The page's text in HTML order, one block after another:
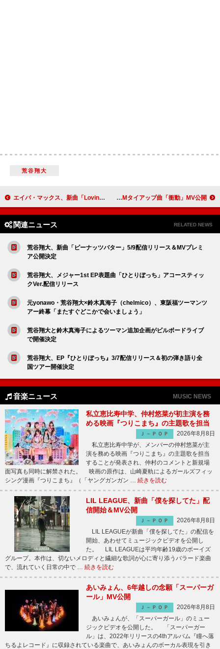
荒谷翔大
エイバ・マックス、新曲「Lovin Myself」リリース GLIM SPANKY、CMタイアップ曲「衝動」MV公開
関連ニュース RELATED NEWS
荒谷翔大、新曲「ピーナッツバター」5/9配信リリース＆MVプレミ
ア公開決定
荒谷翔大、メジャー1st EP表題曲「ひとりぼっち」アコースティッ
クVer.配信リリース
元yonawo・荒谷翔大×鈴木真海子（chelmico）、東阪福ツーマンツ
アー終幕「またすぐどこかで会いましょう」
荒谷翔大と鈴木真海子によるツーマン追加企画がビルボードライブ
で開催決定
荒谷翔大、EP『ひとりぼっち』3/7配信リリース＆初の弾き語り全
国ツアー開催決定
音楽ニュース MUSIC NEWS
私立恵比寿中学、仲村悠菜が初主演を務
める映画『つりこまち』の主題歌を担当
Ｊ－ＰＯＰ
2026年8月8日
私立恵比寿中学が、メンバーの仲村悠菜が主
演を務める映画『つりこまち』の主題歌を担当
することが発表され、仲村のコメントと新規場
面写真も同時に解禁された。 映画の原作は、山崎夏軌によるガールズフィッ
シング漫画『つりこまち』（「ヤングガンガン … 続きを読む
LIL LEAGUE、新曲「僕を探してた」配
信開始＆MV公開
Ｊ－ＰＯＰ
2026年8月8日
LIL LEAGUEが新曲「僕を探してた」の配信を
開始、あわせてミュージックビデオを公開し
た。 LIL LEAGUEは平均年齢19歳のボーイズ
グループ。本作は、切ないメロディと繊細な歌詞が心に寄り添うバラード楽曲
で、流れていく日常の中で … 続きを読む
あいみょん、6年越しの念願「スーパーガ
ール」MV公開
Ｊ－ＰＯＰ
2026年8月8日
あいみょんが、「スーパーガール」のミュー
ジックビデオを公開した。 「スーパーガー
ル」は、2022年リリースの4thアルバム『瞳へ落
ちるよレコード』に収録されている楽曲で、あいみょんのボーカル表現を引き